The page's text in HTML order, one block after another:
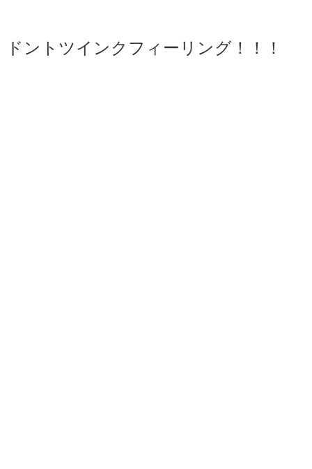
ドントツインクフィーリング！！！